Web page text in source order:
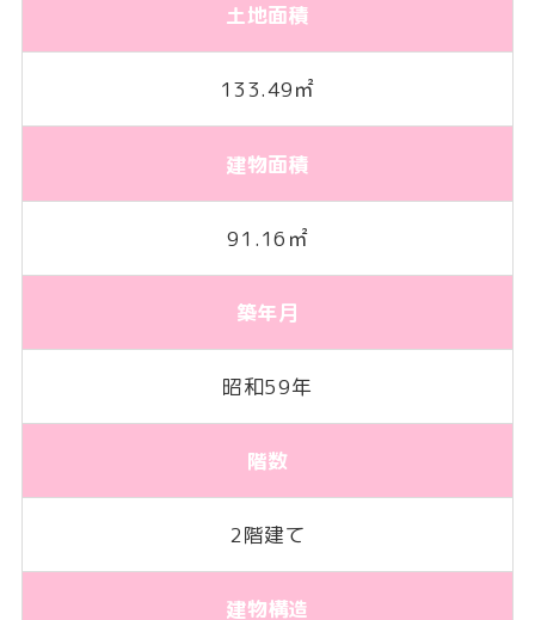
土地面積
133.49㎡
建物面積
91.16㎡
築年月
昭和59年
階数
2階建て
建物構造